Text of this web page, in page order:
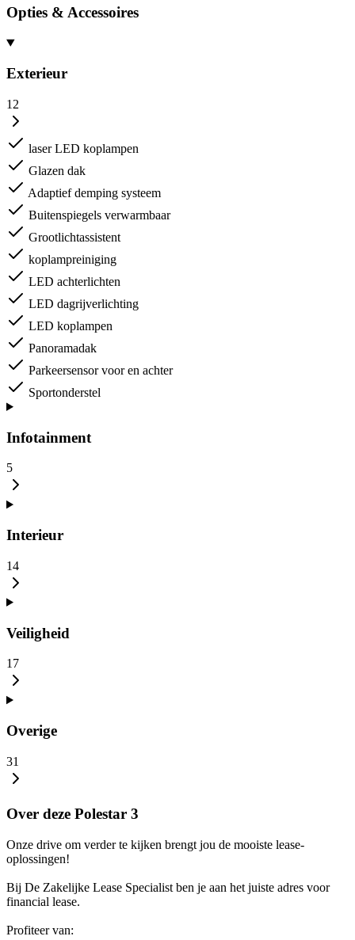
Opties & Accessoires
Exterieur
12
laser LED koplampen
Glazen dak
Adaptief demping systeem
Buitenspiegels verwarmbaar
Grootlichtassistent
koplampreiniging
LED achterlichten
LED dagrijverlichting
LED koplampen
Panoramadak
Parkeersensor voor en achter
Sportonderstel
Infotainment
5
Interieur
14
Veiligheid
17
Overige
31
Over deze Polestar 3
Onze drive om verder te kijken brengt jou de mooiste lease-
oplossingen!
Bij De Zakelijke Lease Specialist ben je aan het juiste adres voor
financial lease.
Profiteer van: